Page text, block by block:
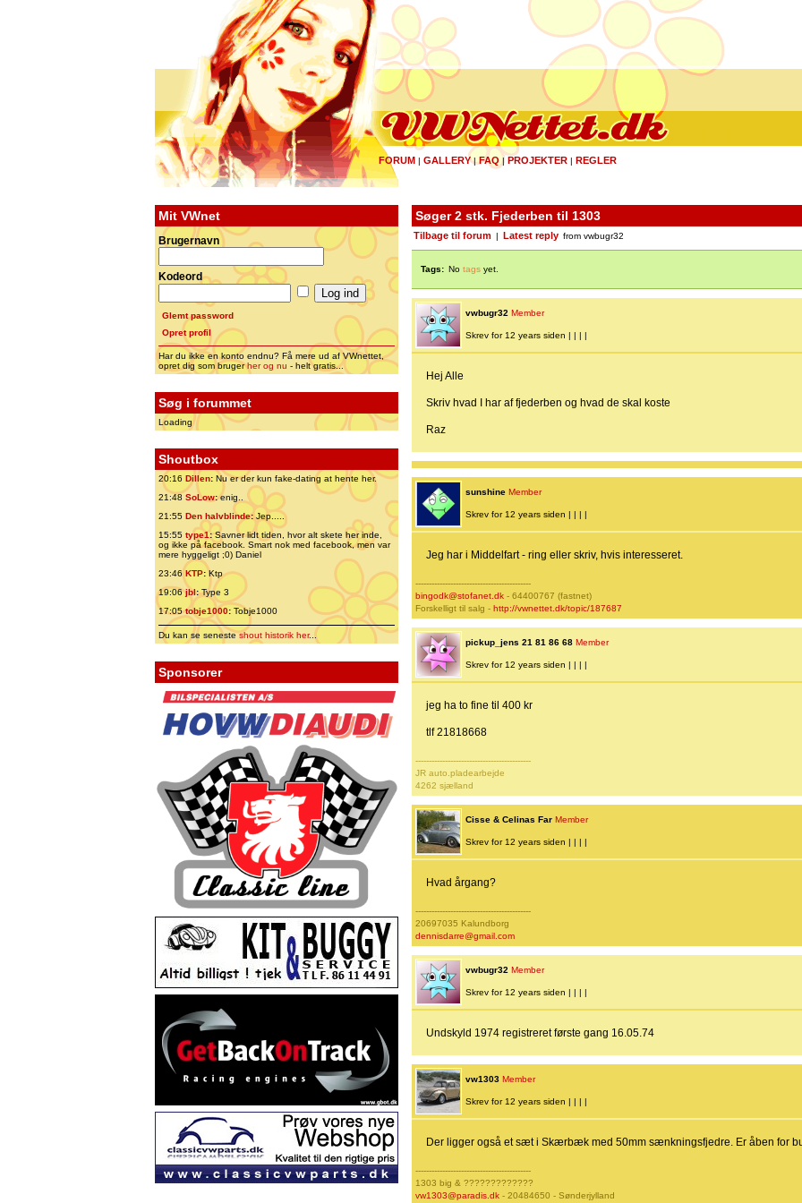
FORUM | GALLERY|FAQ | PROJEKTER | REGLER
Mit VWnet
Brugernavn
Kodeord
Glemt password
Opret profil
Har du ikke en konto endnu? Få mere ud af VWnettet,
opret dig som brugerher og nu - helt gratis...
Søg i forummet
Loading
Shoutbox
20:16 Dillen: Nu er der kun fake-dating at hente her.
21:48 SoLow:enig..
21:55 Den halvblinde:Jep.....
15:55 type1:Savner lidt tiden, hvor alt skete her inde,
og ikke på facebook. Smart nok med facebook, men var
mere hyggeligt ;0) Daniel
23:46 KTP:Ktp
19:06jbl:Type 3
17:05tobje1000: Tobje1000
Du kan se senesteshout historik her...
Sponsorer
Søger 2 stk. Fjederben til 1303
Tilbage til forum Latest reply from vwbugr32
Tags: No tags yet.
vwbugr32 Member
Skrev for 12 years siden | | | |
Hej Alle
Skriv hvad I har af fjederben og hvad de skal koste
Raz
sunshine Member
Skrev for 12 years siden | | | |
Jeg har i Middelfart - ring eller skriv, hvis interesseret.
-------------------------------------------
bingodk@stofanet.dk - 64400767 (fastnet)
Forskelligt til salg - http://vwnettet.dk/topic/187687
pickup_jens 21 81 86 68 Member
Skrev for 12 years siden | | | |
jeg ha to fine til 400 kr
tlf 21818668
-------------------------------------------
JR auto.pladearbejde
4262 sjælland
Cisse & Celinas Far Member
Skrev for 12 years siden | | | |
Hvad årgang?
-------------------------------------------
20697035 Kalundborg
dennisdarre@gmail.com
vwbugr32 Member
Skrev for 12 years siden | | | |
Undskyld 1974 registreret første gang 16.05.74
vw1303 Member
Skrev for 12 years siden | | | |
Der ligger også et sæt i Skærbæk med 50mm sænkningsfjedre. Er åben for
-------------------------------------------
1303 big & ?????????????
vw1303@paradis.dk - 20484650 - Sønderjylland